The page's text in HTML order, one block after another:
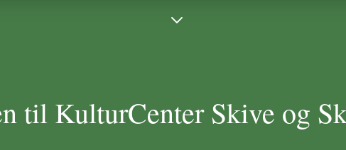
til KulturCenter Skive og